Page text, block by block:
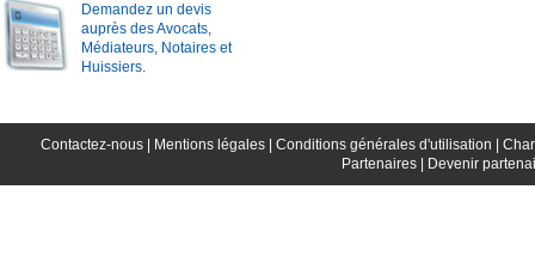
Demandez un devis
auprès des Avocats,
Médiateurs, Notaires et
Huissiers.
Contactez-nous | Mentions légales | Conditions générales d'utilisation |
Partenaires |
Devenir